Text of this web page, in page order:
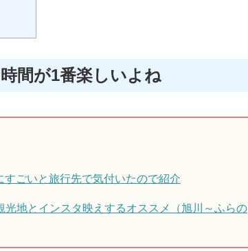
間が1番楽しいよね
ごいと旅行先で気付いたので紹介
地とインスタ映えするオススメ（旭川～ふらの